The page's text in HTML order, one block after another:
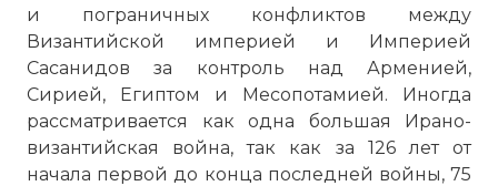
и пограничных конфликтов между
Византийской империей и Империей
Сасанидов за контроль над Арменией,
Сирией, Египтом и Месопотамией. Иногда
рассматривается как одна большая Ирано-
византийская война, так как за 126 лет от
начала первой до конца последней войны, 75